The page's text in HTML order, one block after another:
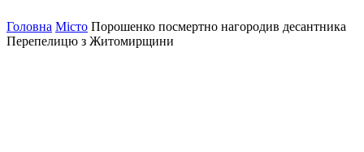
Головна Місто Порошенко посмертно нагородив десантника
Перепелицю з Житомирщини